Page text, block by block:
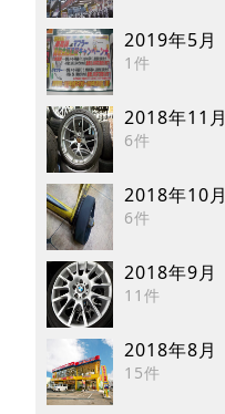
2019年5月
1件
2018年11月
6件
2018年10月
6件
2018年9月
11件
2018年8月
15件